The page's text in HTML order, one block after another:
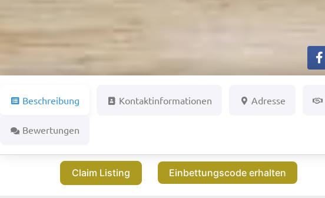
Beschreibung Kontaktinformationen Adresse
Bewertungen
Claim Listing Einbettungscode erhalten